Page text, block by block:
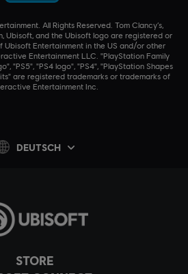
STORE
All Rights Reserved. Tom Clancy’s,
Ubisoft, and the Ubisoft logo are registered or
Ubisoft Entertainment in the US and/or other
Entertainment LLC. "PlayStation Family
"PS5", "PS4 logo", "PS4", "PlayStation Shapes
are registered trademarks or trademarks of
Entertainment Inc.
DEUTSCH